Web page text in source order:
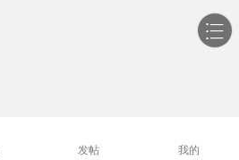
发帖 我的